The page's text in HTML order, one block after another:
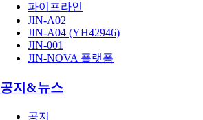
파이프라인
JIN-A02
JIN-A04 (YH42946)
JIN-001
JIN-NOVA 플랫폼
공지&뉴스
공지